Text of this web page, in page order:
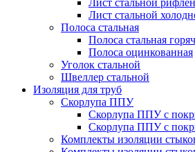
Лист стальной
Лист стальной
Полоса стальная
Полоса стальная
Полоса оцинкованная
Уголок стальной
Швеллер стальной
Изоляция для труб
Скорлупа ППУ
Скорлупа ППУ с
Скорлупа ППУ с
Комплекты изоляции